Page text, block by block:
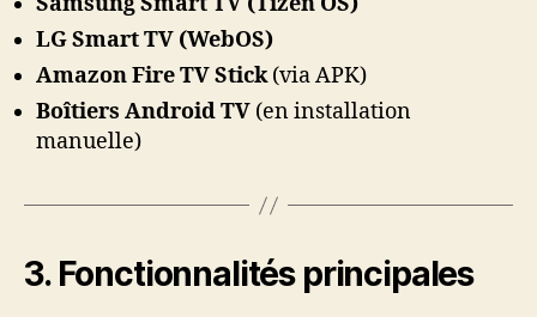
LG Smart TV (WebOS)
Amazon Fire TV Stick(via APK)
Boîtiers Android TV (en installation
manuelle)
3. Fonctionnalités principales